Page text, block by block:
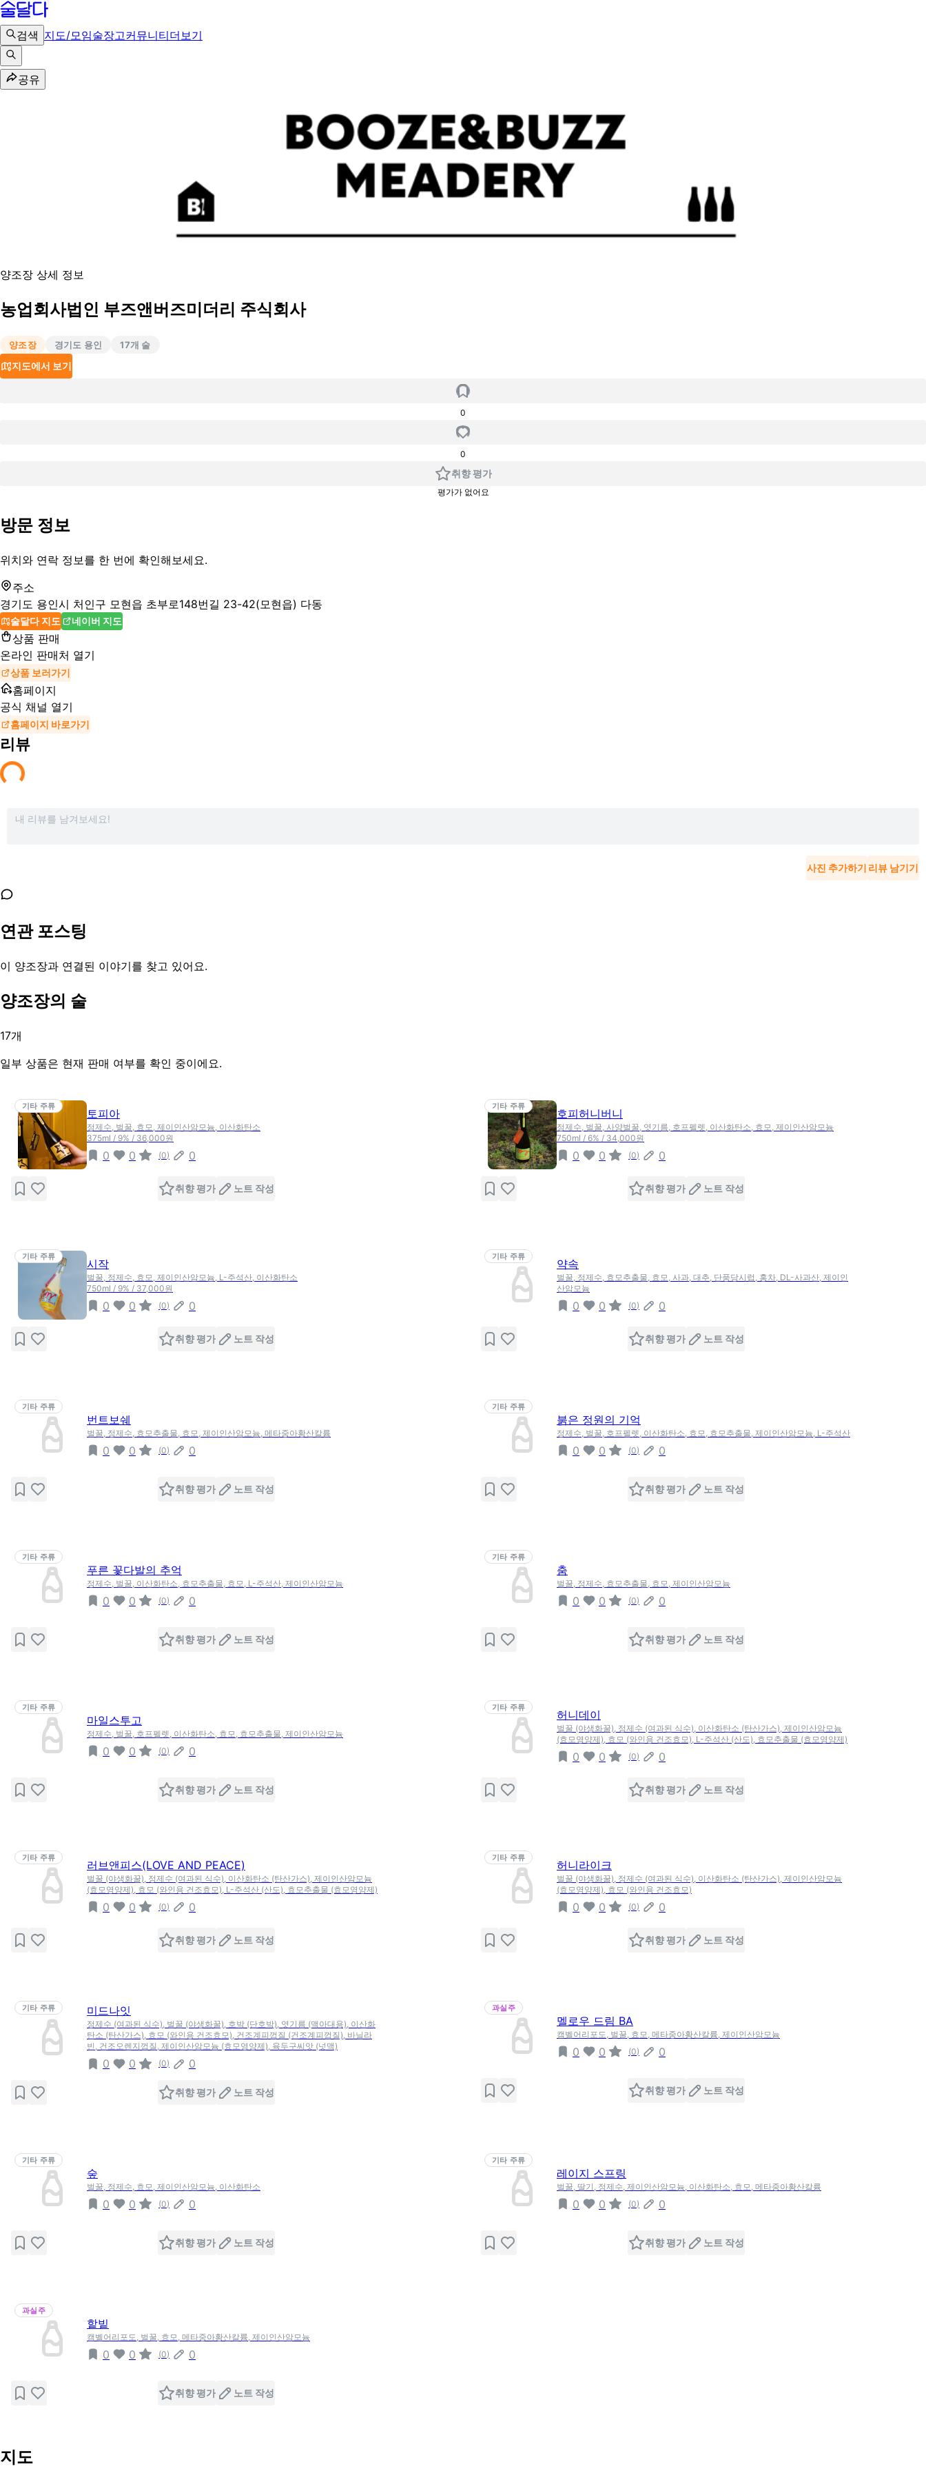
검색 지도/모임술장고커뮤니티더보기
공유
양조장 상세 정보
농업회사법인 부즈앤버즈미더리 주식회사
양조장 경기도 용인 17개 술
지도에서 보기
0
0
취향 평가
평가가 없어요
방문 정보
위치와 연락 정보를 한 번에 확인해보세요.
주소
경기도 용인시 처인구 모현읍 초부로148번길 23-42(모현읍) 다동
술달다 지도 네이버 지도
상품 판매
온라인 판매처 열기
상품 보러가기
홈페이지
공식 채널 열기
홈페이지 바로가기
리뷰
사진 추가하기 리뷰 남기기
연관 포스팅
이 양조장과 연결된 이야기를 찾고 있어요.
양조장의 술
17개
일부 상품은 현재 판매 여부를 확인 중이에요.
기타 주류
토피아
정제수, 벌꿀, 효모, 제이인산암모늄, 이산화탄소
375ml / 9% / 36,000원
0 0 (0) 0
취향 평가 노트 작성
기타 주류
호피허니버니
정제수, 벌꿀, 사양벌꿀, 엿기름, 호프펠렛, 이산화탄소, 효모, 제이인산암모늄
750ml / 6% / 34,000원
0 0 (0) 0
취향 평가 노트 작성
기타 주류
시작
벌꿀, 정제수, 효모, 제이인산암모늄, L-주석산, 이산화탄소
750ml / 9% / 37,000원
0 0 (0) 0
취향 평가 노트 작성
기타 주류
약속
벌꿀, 정제수, 효모추출물, 효모, 사과, 대추, 단풍당시럽, 홍차, DL-사과산, 제이인
산암모늄
0 0 (0) 0
취향 평가 노트 작성
기타 주류
번트보쉐
벌꿀, 정제수, 효모추출물, 효모, 제이인산암모늄, 메타중아황산칼륨
0 0 (0) 0
취향 평가 노트 작성
기타 주류
붉은 정원의 기억
정제수, 벌꿀, 호프펠렛, 이산화탄소, 효모, 효모추출물, 제이인산암모늄, L-주석산
0 0 (0) 0
취향 평가 노트 작성
기타 주류
푸른 꽃다발의 추억
정제수, 벌꿀, 이산화탄소, 효모추출물, 효모, L-주석산, 제이인산암모늄
0 0 (0) 0
취향 평가 노트 작성
기타 주류
춤
벌꿀, 정제수, 효모추출물, 효모, 제이인산암모늄
0 0 (0) 0
취향 평가 노트 작성
기타 주류
마일스투고
정제수, 벌꿀, 호프펠렛, 이산화탄소, 효모, 효모추출물, 제이인산암모늄
0 0 (0) 0
취향 평가 노트 작성
기타 주류
허니데이
벌꿀 (야생화꿀), 정제수 (여과된 식수), 이산화탄소 (탄산가스), 제이인산암모늄
(효모영양제), 효모 (와인용 건조효모), L-주석산 (산도), 효모추출물 (효모영양제)
0 0 (0) 0
취향 평가 노트 작성
기타 주류
러브앤피스(LOVE AND PEACE)
벌꿀 (야생화꿀), 정제수 (여과된 식수), 이산화탄소 (탄산가스), 제이인산암모늄
(효모영양제), 효모 (와인용 건조효모), L-주석산 (산도), 효모추출물 (효모영양제)
0 0 (0) 0
취향 평가 노트 작성
기타 주류
허니라이크
벌꿀 (야생화꿀), 정제수 (여과된 식수), 이산화탄소 (탄산가스), 제이인산암모늄
(효모영양제), 효모 (와인용 건조효모)
0 0 (0) 0
취향 평가 노트 작성
기타 주류 미드나잇
정제수 (여과된 식수), 벌꿀 (야생화꿀), 호박 (단호박), 엿기름 (맥아대용), 이산화
탄소 (탄산가스), 효모 (와인용 건조효모), 건조계피껍질 (건조계피껍질), 바닐라
빈, 건조오렌지껍질, 제이인산암모늄 (효모영양제), 육두구씨앗 (넛맥)
0 0 (0) 0
취향 평가 노트 작성
과실주
멜로우 드림 BA
캠벨어리포도, 벌꿀, 효모, 메타중아황산칼륨, 제이인산암모늄
0 0 (0) 0
취향 평가 노트 작성
기타 주류
숲
벌꿀, 정제수, 효모, 제이인산암모늄, 이산화탄소
0 0 (0) 0
취향 평가 노트 작성
기타 주류
레이지 스프링
벌꿀, 딸기, 정제수, 제이인산암모늄, 이산화탄소, 효모, 메타중아황산칼륨
0 0 (0) 0
취향 평가 노트 작성
과실주
핱빝
캠벨어리포도, 벌꿀, 효모, 메타중아황산칼륨, 제이인산암모늄
0 0 (0) 0
취향 평가 노트 작성
지도